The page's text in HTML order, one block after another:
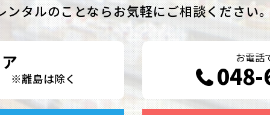
ンタルのことならお気軽にご相談ください
※離島は除く
お電話
048-